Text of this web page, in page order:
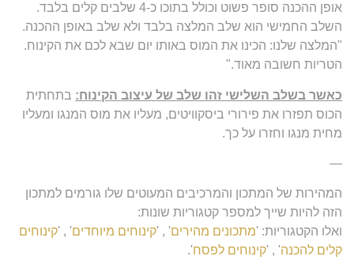
אופן ההכנה סופר פשוט וכולל בתוכו כ-4 שלבים קלים בלבד.
השלב החמישי הוא שלב המלצה בלבד ולא שלב באופן ההכנה.
"המלצה שלנו: הכינו את המוס באותו יום שבא לכם את הקינוח.
הטריות חשובה מאוד."
כאשר בשלב השלישי זהו שלב של עיצוב הקינוח: בתחתית
הכוס תפזרו את פירורי ביסקוויטים, מעליו את מוס המנגו ומעליו
מחית מנגו וחזרו על כך.
—
המהירות של המתכון והמרכיבים המעוטים שלו גורמים למתכון
הזה להיות שייך למספר קטגוריות שונות:
ואלו הקטגוריות: 'מתכונים מהירים' , 'קינוחים מיוחדים' , 'קינוחים
קלים להכנה' , 'קינוחים לפסח'.